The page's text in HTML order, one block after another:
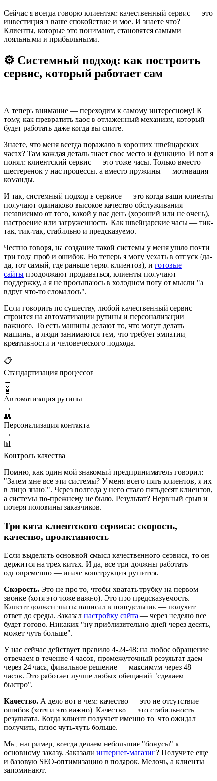
Сейчас я всегда говорю клиентам: качественный сервис — это
инвестиция в ваше спокойствие и мое. И знаете что?
Клиенты, которые это понимают, становятся самыми
лояльными и прибыльными.
⚙️ Системный подход: как построить
сервис, который работает сам
А теперь внимание — переходим к самому интересному! К
тому, как превратить хаос в отлаженный механизм, который
будет работать даже когда вы спите.
Знаете, что меня всегда поражало в хороших швейцарских
часах? Там каждая деталь знает свое место и функцию. И вот я
понял: клиентский сервис — это тоже часы. Только вместо
шестеренок у нас процессы, а вместо пружины — мотивация
команды.
И так, системный подход в сервисе — это когда ваши клиенты
получают одинаково высокое качество обслуживания
независимо от того, какой у вас день (хороший или не очень),
настроение или загруженность. Как швейцарские часы — тик-
так, тик-так, стабильно и предсказуемо.
Честно говоря, на создание такой системы у меня ушло почти
три года проб и ошибок. Но теперь я могу уехать в отпуск (да-
да, тот самый, где раньше терял клиентов), и готовые
сайты продолжают продаваться, клиенты получают
поддержку, а я не просыпаюсь в холодном поту от мысли "а
вдруг что-то сломалось".
Если говорить по существу, любой качественный сервис
строится на автоматизации рутины и персонализации
важного. То есть машины делают то, что могут делать
машины, а люди занимаются тем, что требует эмпатии,
креативности и человеческого подхода.
📋
Стандартизация процессов
→
🤖
Автоматизация рутины
→
👥
Персонализация контакта
→
📊
Контроль качества
Помню, как один мой знакомый предприниматель говорил:
"Зачем мне все эти системы? У меня всего пять клиентов, я их
в лицо знаю!". Через полгода у него стало пятьдесят клиентов,
а системы по-прежнему не было. Результат? Нервный срыв и
потеря половины заказчиков.
Три кита клиентского сервиса: скорость,
качество, проактивность
Если выделить основной смысл качественного сервиса, то он
держится на трех китах. И да, все три должны работать
одновременно — иначе конструкция рушится.
Скорость. Это не про то, чтобы хватать трубку на первом
звонке (хотя это тоже важно). Это про предсказуемость.
Клиент должен знать: написал в понедельник — получит
ответ до среды. Заказал настройку сайта — через неделю все
будет готово. Никаких "ну приблизительно дней через десять,
может чуть больше".
У нас сейчас действует правило 4-24-48: на любое обращение
отвечаем в течение 4 часов, промежуточный результат даем
через 24 часа, финальное решение — максимум через 48
часов. Это работает лучше любых обещаний "сделаем
быстро".
Качество. А дело вот в чем: качество — это не отсутствие
ошибок (хотя и это важно). Качество — это стабильность
результата. Когда клиент получает именно то, что ожидал
получить, плюс чуть-чуть больше.
Мы, например, всегда делаем небольшие "бонусы" к
основному заказу. Заказали интернет-магазин? Получите еще
и базовую SEO-оптимизацию в подарок. Мелочь, а клиенты
запоминают.